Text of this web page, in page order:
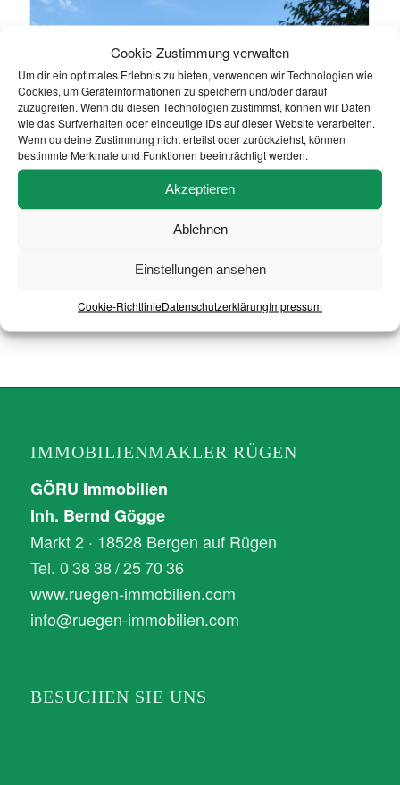
Cookie-Zustimmung verwalten
Um dir ein optimales Erlebnis zu bieten, verwenden wir Technologien wie
Cookies, um Geräteinformationen zu speichern und/oder darauf
zuzugreifen. Wenn du diesen Technologien zustimmst, können wir Daten
wie das Surfverhalten oder eindeutige IDs auf dieser Website verarbeiten.
Wenn du deine Zustimmung nicht erteilst oder zurückziehst, können
bestimmte Merkmale und Funktionen beeinträchtigt werden.
Akzeptieren
Ablehnen
Einstellungen ansehen
Cookie-RichtlinieDatenschutzerklärungImpressum
GEMÜTLICH, ZENTRAL, IDEAL ZUR ERHOLUNG! –
IMMOBILIENMAKLER RÜGEN
GÖRU Immobilien
Inh. Bernd Gögge
Markt 2 · 18528 Bergen auf Rügen
Tel. 0 38 38 / 25 70 36
www.ruegen-immobilien.com
info@ruegen-immobilien.com
BESUCHEN SIE UNS